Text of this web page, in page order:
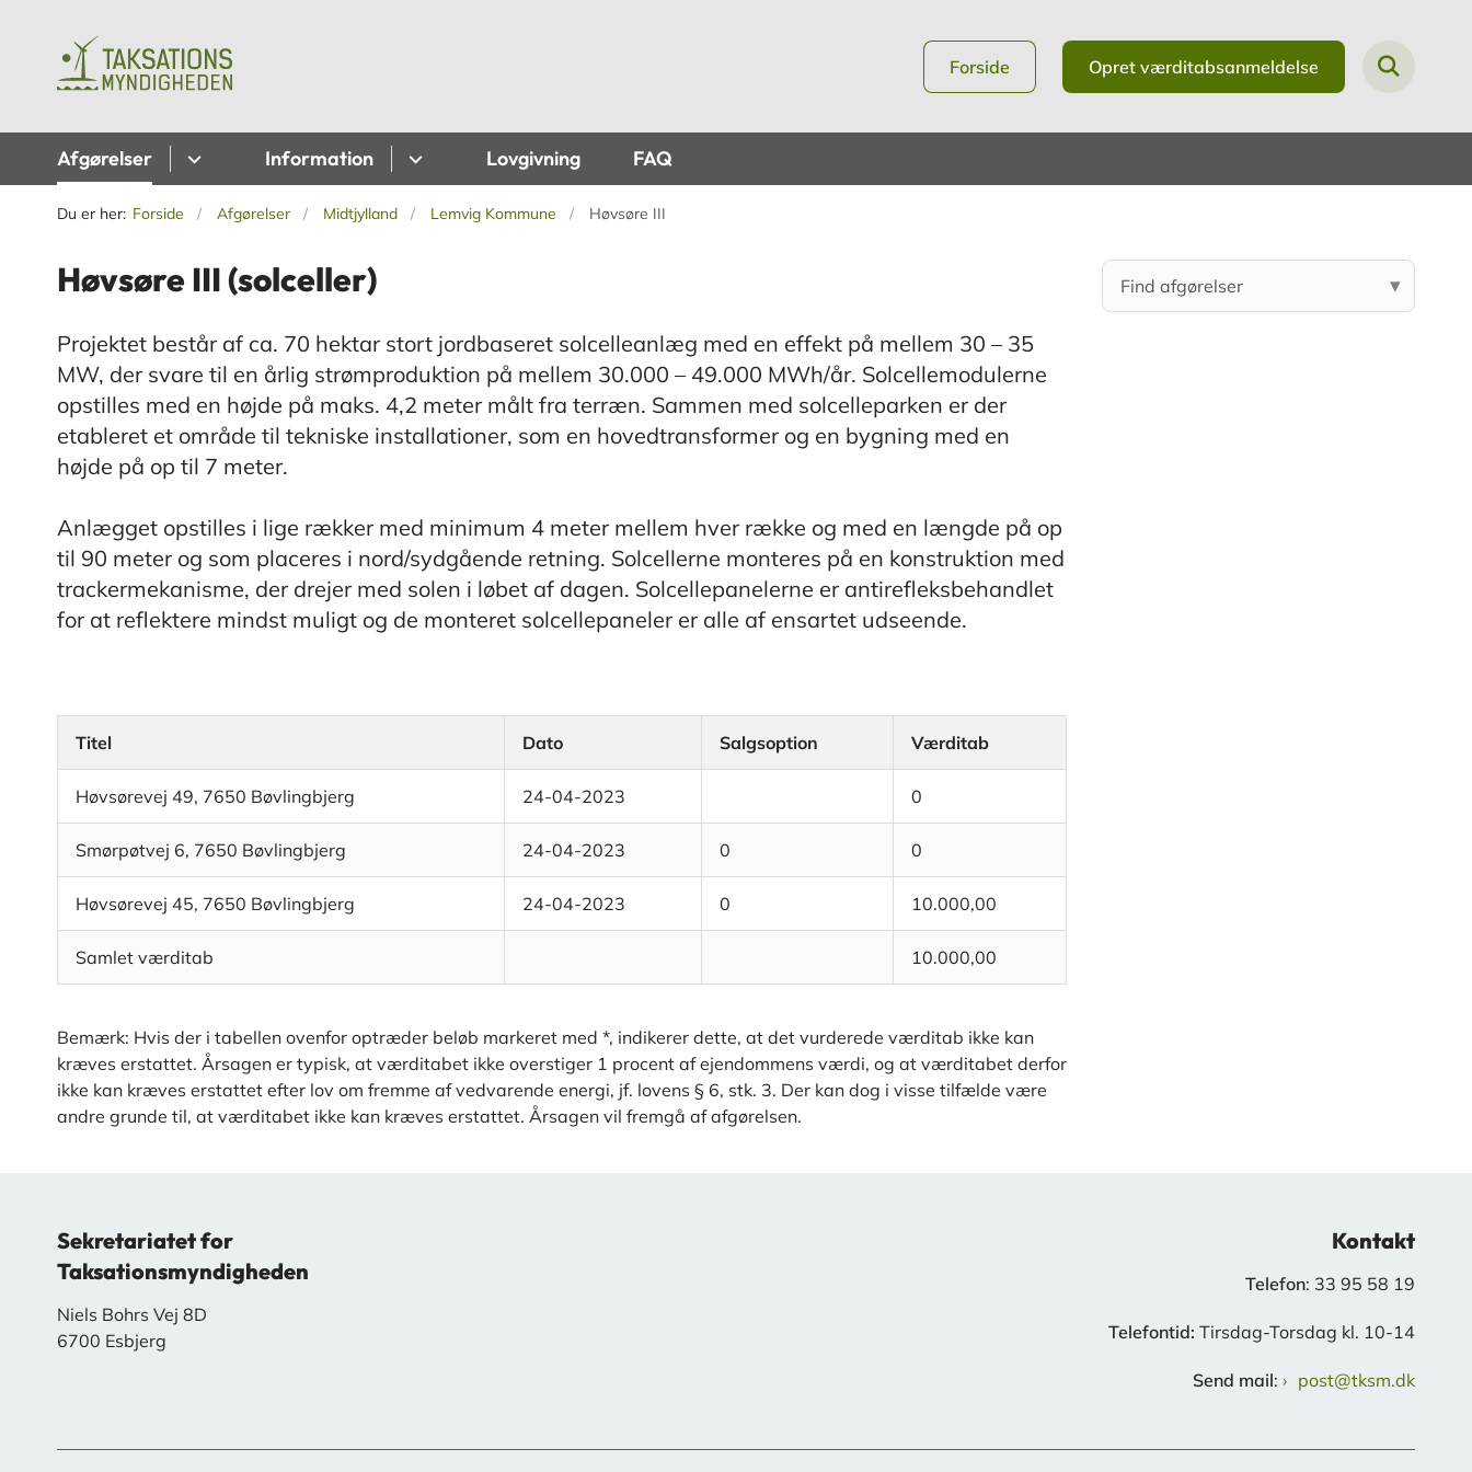
Forside Opret værditabsanmeldelse
Afgørelser Information Lovgivning FAQ
Du er her: Forside Afgørelser Midtjylland Lemvig Kommune Høvsøre III
Høvsøre III (solceller)
Projektet består af ca. 70 hektar stort jordbaseret solcelleanlæg med en effekt på mellem 30 – 35
MW, der svare til en årlig strømproduktion på mellem 30.000 – 49.000 MWh/år. Solcellemodulerne
opstilles med en højde på maks. 4,2 meter målt fra terræn. Sammen med solcelleparken er der
etableret et område til tekniske installationer, som en hovedtransformer og en bygning med en
højde på op til 7 meter.
Anlægget opstilles i lige rækker med minimum 4 meter mellem hver række og med en længde på op
til 90 meter og som placeres i nord/sydgående retning. Solcellerne monteres på en konstruktion med
trackermekanisme, der drejer med solen i løbet af dagen. Solcellepanelerne er antirefleksbehandlet
for at reflektere mindst muligt og de monteret solcellepaneler er alle af ensartet udseende.
Titel Dato Salgsoption Værditab
Høvsørevej 49, 7650 Bøvlingbjerg 24-04-2023 0
Smørpøtvej 6, 7650 Bøvlingbjerg 24-04-2023 0 0
Høvsørevej 45, 7650 Bøvlingbjerg 24-04-2023 0 10.000,00
Samlet værditab 10.000,00
Bemærk: Hvis der i tabellen ovenfor optræder beløb markeret med *, indikerer dette, at det vurderede værditab ikke kan
kræves erstattet. Årsagen er typisk, at værditabet ikke overstiger 1 procent af ejendommens værdi, og at værditabet derfor
ikke kan kræves erstattet efter lov om fremme af vedvarende energi, jf. lovens § 6, stk. 3. Der kan dog i visse tilfælde være
andre grunde til, at værditabet ikke kan kræves erstattet. Årsagen vil fremgå af afgørelsen.
Sekretariatet for
Taksationsmyndigheden
Niels Bohrs Vej 8D
6700 Esbjerg
Kontakt
Telefon: 33 95 58 19
Telefontid: Tirsdag-Torsdag kl. 10-14
Send mail: post@tksm.dk